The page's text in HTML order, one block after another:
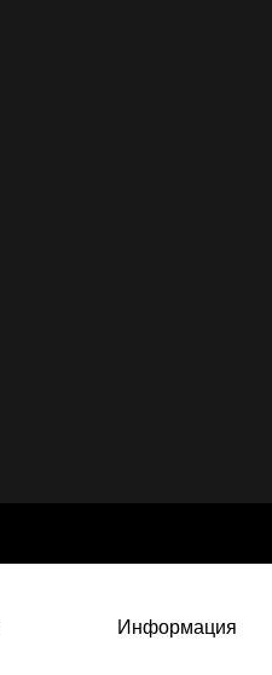
Информация